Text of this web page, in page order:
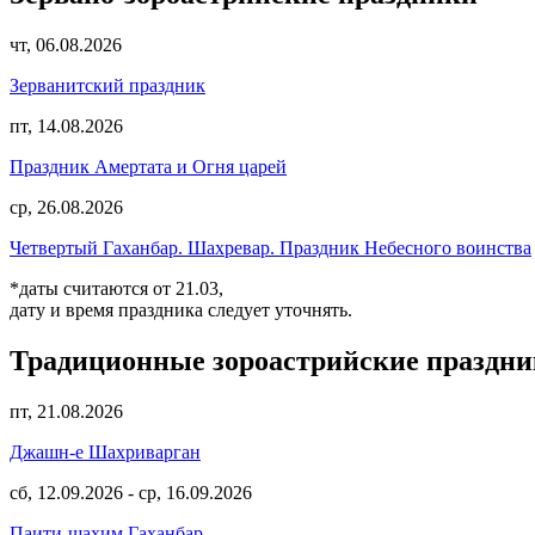
чт, 06.08.2026
Зерванитский праздник
пт, 14.08.2026
Праздник Амертата и Огня царей
ср, 26.08.2026
Четвертый Гаханбар. Шахревар. Праздник Небесного воинства
*даты считаются от 21.03,
дату и время праздника следует уточнять.
Традиционные зороастрийские
пт, 21.08.2026
Джашн-е Шахриварган
сб, 12.09.2026 - ср, 16.09.2026